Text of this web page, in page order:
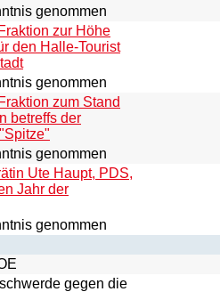
genommen
zur Höhe
den Halle-Tourist
genommen
zum Stand
betreffs der
genommen
Ute Haupt, PDS,
Jahr der
genommen
gegen die